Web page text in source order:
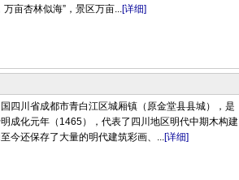
亩杏林似海”，景区万亩...[详细]
四川省成都市青白江区城厢镇（原金堂县县城），是
成化元年（1465），代表了四川地区明代中期木构建
今还保存了大量的明代建筑彩画、...[详细]